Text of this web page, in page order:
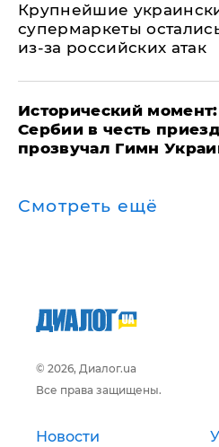
Крупнейшие
супермаркеты
из-за российских атак
Исторический
Сербии в честь
прозвучал Гимн
Смотреть ещё
© 2026, Диалог.ua
Все права защищены.
Новости